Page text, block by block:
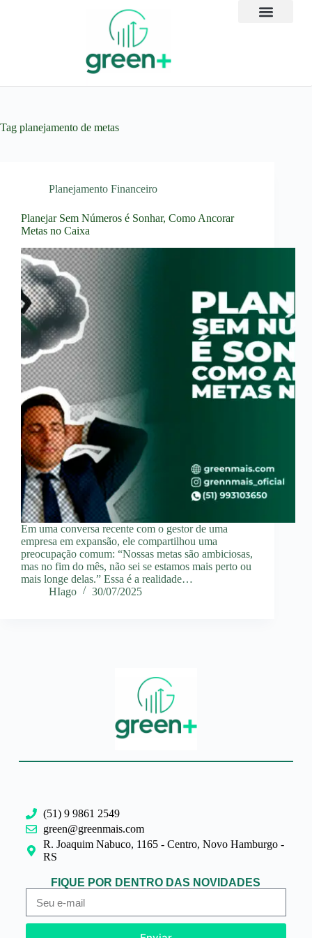
Tag planejamento de metas
Planejamento Financeiro
Planejar Sem Números é Sonhar, Como Ancorar
Metas no Caixa
Em uma conversa recente com o gestor de uma
empresa em expansão, ele compartilhou uma
preocupação comum: “Nossas metas são ambiciosas,
mas no fim do mês, não sei se estamos mais perto ou
mais longe delas.” Essa é a realidade…
HIago
30/07/2025
(51) 9 9861 2549
green@greenmais.com
R. Joaquim Nabuco, 1165 - Centro, Novo Hamburgo -
RS
FIQUE POR DENTRO DAS NOVIDADES